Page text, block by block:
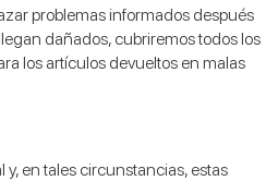
problemas informados después
dañados, cubriremos todos los
los artículos devueltos en malas
en tales circunstancias, estas